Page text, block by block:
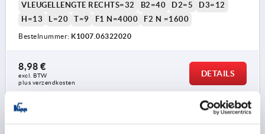
VLEUGELLENGTE RECHTS=32 B2=40 D2=5
D3=12
H=13
L=20 T=9 F1 N=4000 F2 N =1600
Bestelnummer: K1007.06322020
8,98 €
excl. BTW
plus verzendkosten
DETAILS